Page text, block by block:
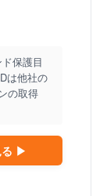
保護目
は他社の
の取得
る ▶